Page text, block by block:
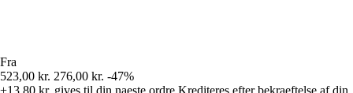
Fra
523,00 kr. 276,00 kr. -47%
+13,80 kr. gives til din naeste ordre Krediteres efter bekraeftelse af din